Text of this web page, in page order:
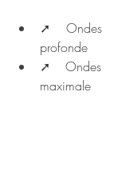
➚ Ondes
profonde
➚ Ondes
maximale